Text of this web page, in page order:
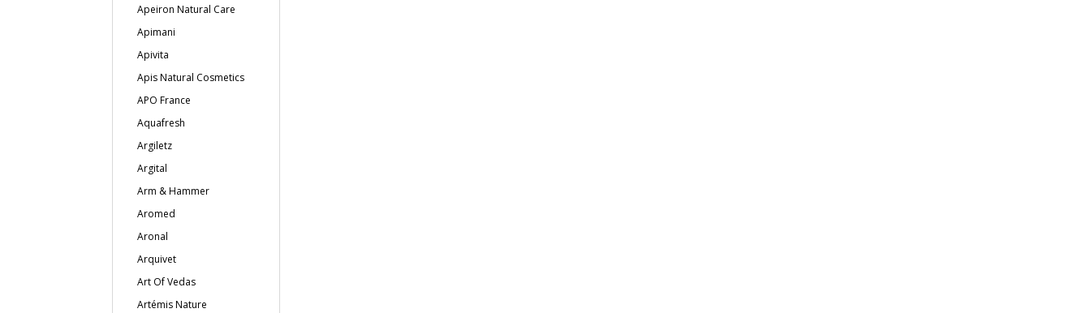
Apeiron Natural Care
Apimani
Apivita
Apis Natural Cosmetics
APO France
Aquafresh
Argiletz
Argital
Arm & Hammer
Aromed
Aronal
Arquivet
Art Of Vedas
Artémis Nature